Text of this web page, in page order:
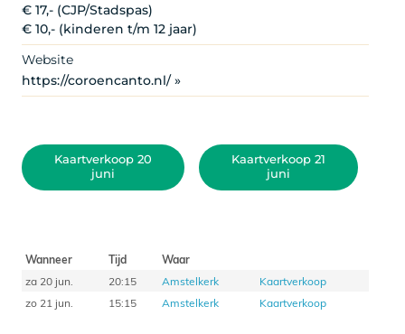
€ 17,- (CJP/Stadspas)
€ 10,- (kinderen t/m 12 jaar)
Website
https://coroencanto.nl/ »
Kaartverkoop 20
juni
Kaartverkoop 21
juni
Wanneer Tijd
Waar
za 20 jun.
20:15 Amstelkerk
Kaartverkoop
zo 21 jun.
15:15 Amstelkerk Kaartverkoop